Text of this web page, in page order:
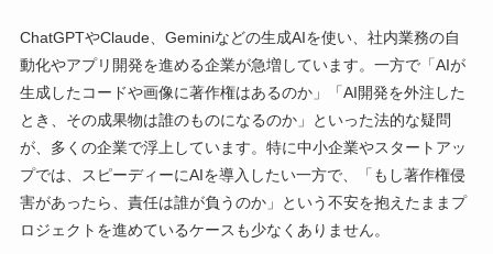
ChatGPTやClaude、Geminiなどの生成AIを使い、社内業務の自
動化やアプリ開発を進める企業が急増しています。一方で「AIが
生成したコードや画像に著作権はあるのか」「AI開発を外注した
とき、その成果物は誰のものになるのか」といった法的な疑問
が、多くの企業で浮上しています。特に中小企業やスタートアッ
プでは、スピーディーにAIを導入したい一方で、「もし著作権侵
害があったら、責任は誰が負うのか」という不安を抱えたままプ
ロジェクトを進めているケースも少なくありません。